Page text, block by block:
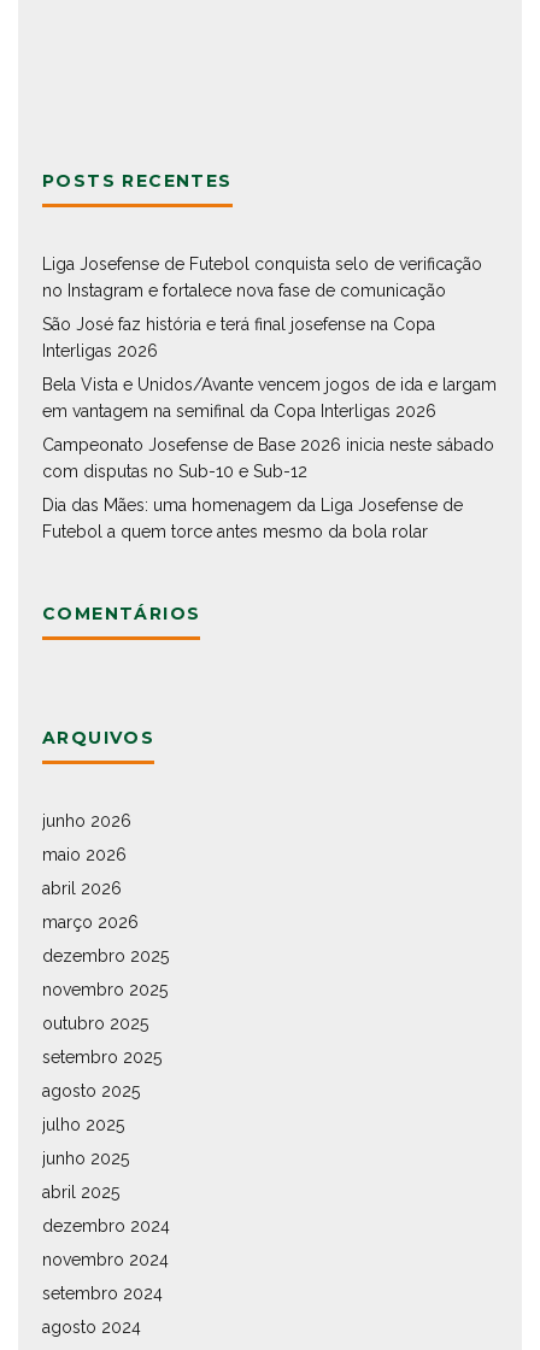
POSTS RECENTES
Liga Josefense de Futebol conquista selo de verificação
no Instagram e fortalece nova fase de comunicação
São José faz história e terá final josefense na Copa
Interligas 2026
Bela Vista e Unidos/Avante vencem jogos de ida e largam
em vantagem na semifinal da Copa Interligas 2026
Campeonato Josefense de Base 2026 inicia neste sábado
com disputas no Sub-10 e Sub-12
Dia das Mães: uma homenagem da Liga Josefense de
Futebol a quem torce antes mesmo da bola rolar
COMENTÁRIOS
ARQUIVOS
junho 2026
maio 2026
abril 2026
março 2026
dezembro 2025
novembro 2025
outubro 2025
setembro 2025
agosto 2025
julho 2025
junho 2025
abril 2025
dezembro 2024
novembro 2024
setembro 2024
agosto 2024